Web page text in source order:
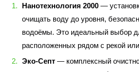
Нанотехнология 2000 —
очищать воду до уровня,
водоёмы. Это идеальный выбор
расположенных рядом с рекой
Эко-Септ — комплексный